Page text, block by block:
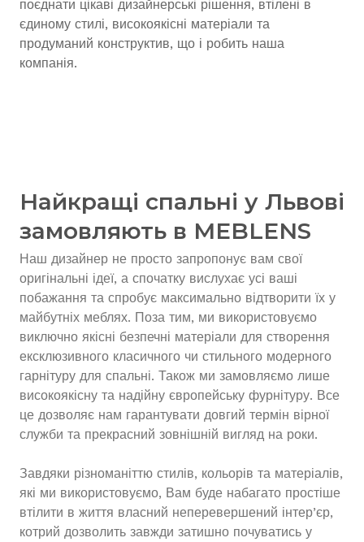
поєднати цікаві дизайнерські рішення, втілені в
єдиному стилі, високоякісні матеріали та
продуманий конструктив, що і робить наша
компанія.
Найкращі спальні у Львові
замовляють в MEBLENS
Наш дизайнер не просто запропонує вам свої
оригінальні ідеї, а спочатку вислухає усі ваші
побажання та спробує максимально відтворити їх у
майбутніх меблях. Поза тим, ми використовуємо
виключно якісні безпечні матеріали для створення
ексклюзивного класичного чи стильного модерного
гарнітуру для спальні. Також ми замовляємо лише
високоякісну та надійну європейську фурнітуру. Все
це дозволяє нам гарантувати довгий термін вірної
служби та прекрасний зовнішній вигляд на роки.
Завдяки різноманіттю стилів, кольорів та матеріалів,
які ми використовуємо, Вам буде набагато простіше
втілити в життя власний неперевершений інтер’єр,
котрий дозволить завжди затишно почуватись у